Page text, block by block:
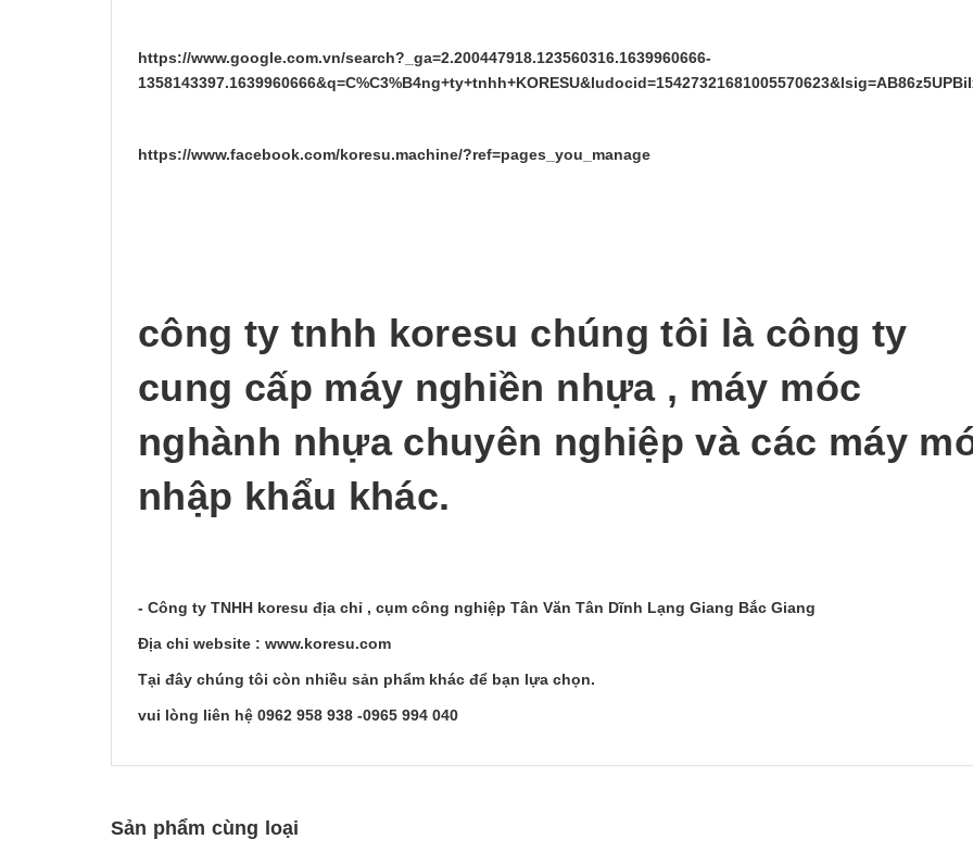
https://www.google.com.vn/search?_ga=2.200447918.123560316.1639960666-
https://www.facebook.com/koresu.machine/?ref=pages_you_manage
công ty tnhh koresu chúng tôi là công ty
cung cấp máy nghiền nhựa , máy móc
nghành nhựa chuyên nghiệp và các máy
nhập khẩu khác.
- Công ty TNHH koresu địa chỉ , cụm công nghiệp Tân Văn Tân Dĩnh Lạng Giang Bắc Giang
Địa chỉ website : www.koresu.com
Tại đây chúng tôi còn nhiều sản phẩm khác để bạn lựa chọn.
vui lòng liên hệ 0962 958 938 -0965 994 040
Sản phẩm cùng loại